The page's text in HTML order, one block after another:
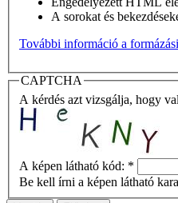
A sorokat és
További információ a
CAPTCHA
A kérdés azt vizsgálja, hogy
A képen látható kód: *
Be kell írni a képen látható